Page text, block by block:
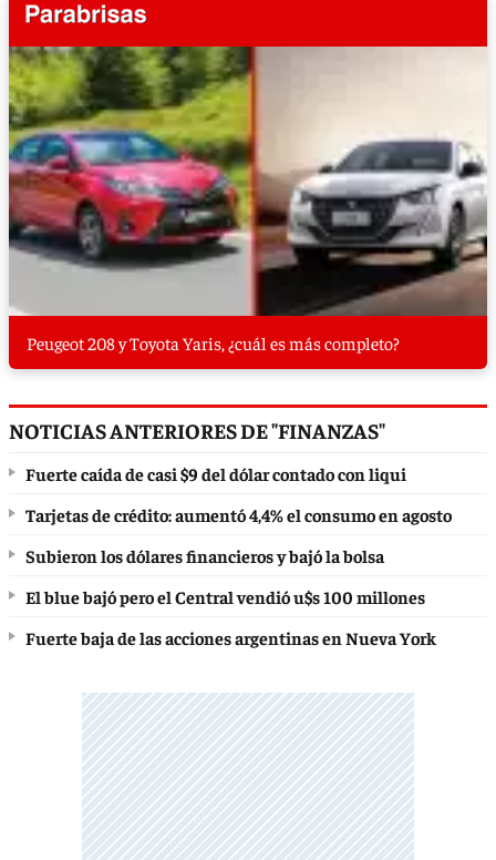
Peugeot 208 y Toyota Yaris, ¿cuál es más completo?
NOTICIAS ANTERIORES DE "FINANZAS"
Fuerte caída de casi $9 del dólar contado con liqui
Tarjetas de crédito: aumentó 4,4% el consumo en agosto
Subieron los dólares financieros y bajó la bolsa
El blue bajó pero el Central vendió u$s 100 millones
Fuerte baja de las acciones argentinas en Nueva York